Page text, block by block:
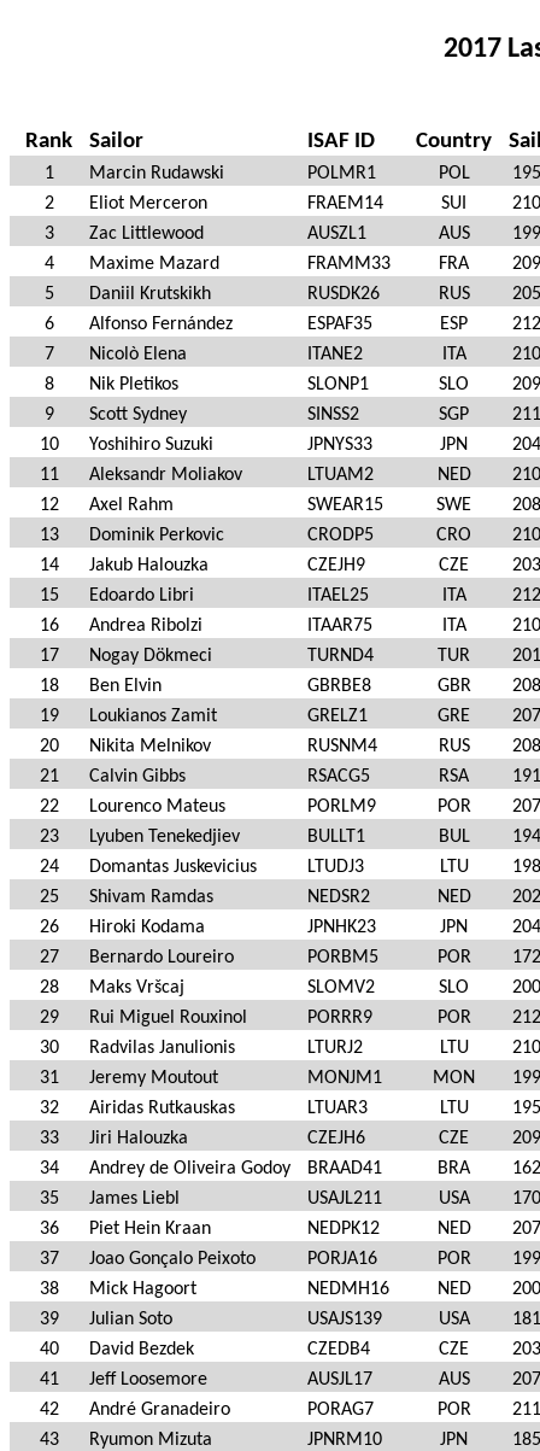
2017
Rank Sailor ISAF ID Country
1 Marcin Rudawski POLMR1 POL
2
Eliot Merceron FRAEM14 SUI
3
Zac Littlewood AUSZL1 AUS
4
Maxime Mazard FRAMM33 FRA
5
Daniil Krutskikh RUSDK26 RUS
6
Alfonso Fernández ESPAF35 ESP
7
Nicolò Elena ITANE2 ITA
8
Nik Pletikos SLONP1 SLO
9
Scott Sydney SINSS2 SGP
10
Yoshihiro Suzuki JPNYS33 JPN
11
Aleksandr Moliakov LTUAM2 NED
12
Axel Rahm SWEAR15 SWE
13
Dominik Perkovic CRODP5 CRO
14
Jakub Halouzka CZEJH9 CZE
15
Edoardo Libri ITAEL25 ITA
16
Andrea Ribolzi ITAAR75 ITA
17
Nogay Dökmeci TURND4 TUR
18
Ben Elvin GBRBE8 GBR
19
Loukianos Zamit GRELZ1 GRE
20
Nikita Melnikov RUSNM4 RUS
21
Calvin Gibbs RSACG5 RSA
22
Lourenco Mateus PORLM9 POR
23
Lyuben Tenekedjiev BULLT1 BUL
24
Domantas Juskevicius LTUDJ3 LTU
25
Shivam Ramdas NEDSR2 NED
26
Hiroki Kodama JPNHK23 JPN
27
Bernardo Loureiro PORBM5 POR
28
Maks Vršcaj SLOMV2 SLO
29
Rui Miguel Rouxinol PORRR9 POR
30
Radvilas Janulionis LTURJ2 LTU
31
Jeremy Moutout MONJM1 MON
32
Airidas Rutkauskas LTUAR3 LTU
33
Jiri Halouzka CZEJH6 CZE
34
Andrey de Oliveira Godoy BRAAD41 BRA
35
James Liebl USAJL211 USA
36
Piet Hein Kraan NEDPK12 NED
37
Joao Gonçalo Peixoto PORJA16 POR
38
Mick Hagoort NEDMH16 NED
39
Julian Soto USAJS139 USA
40
David Bezdek CZEDB4 CZE
41
Jeff Loosemore AUSJL17 AUS
42
André Granadeiro PORAG7 POR
43
Ryumon Mizuta JPNRM10 JPN